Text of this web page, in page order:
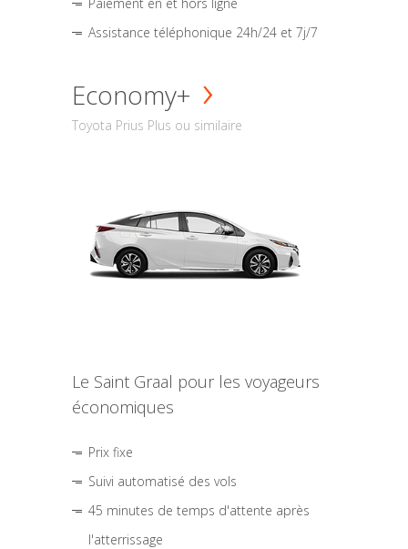
Assistance téléphonique 24h/24 et 7j/7
Economy+
Toyota Prius Plus ou similaire
Le Saint Graal pour les voyageurs
économiques
Prix fixe
Suivi automatisé des vols
45 minutes de temps d'attente après
l'atterrissage